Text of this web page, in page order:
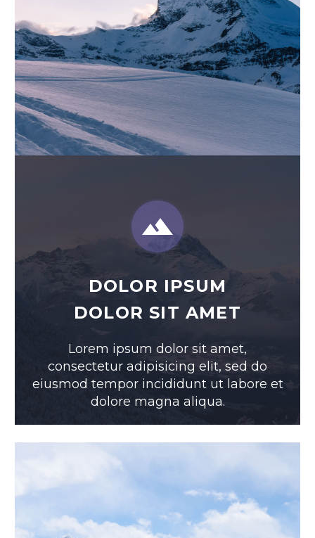


DOLOR IPSUM
DOLOR SIT AMET
Lorem ipsum dolor sit amet,
consectetur adipisicing elit, sed do
eiusmod tempor incididunt ut labore et
dolore magna aliqua.